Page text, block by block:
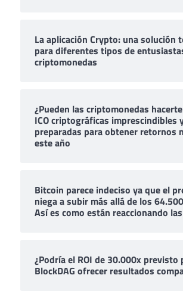
La aplicación Crypto: una solución
para diferentes tipos de
criptomonedas
¿Pueden las criptomonedas
ICO criptográficas imprescindibles
preparadas para obtener retornos
este año
Bitcoin parece indeciso ya que el
niega a subir más allá de los
Así es como están reaccionando
¿Podría el ROI de 30.000x previsto
BlockDAG ofrecer resultados